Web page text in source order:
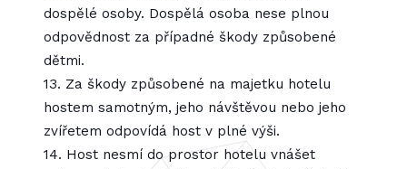
dospělé osoby. Dospělá osoba nese plnou
odpovědnost za případné škody způsobené
dětmi.
13. Za škody způsobené na majetku hotelu
hostem samotným, jeho návštěvou nebo jeho
zvířetem odpovídá host v plné výši.
14. Host nesmí do prostor hotelu vnášet